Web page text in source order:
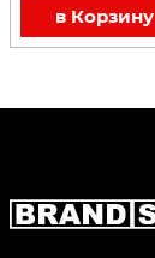
в Корзину